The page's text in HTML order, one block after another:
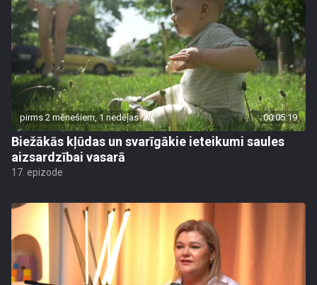
pirms 2 mēnešiem, 1 nedēļas 00:05:19
Biežākās kļūdas un svarīgākie ieteikumi saules
aizsardzībai vasarā
17. epizode